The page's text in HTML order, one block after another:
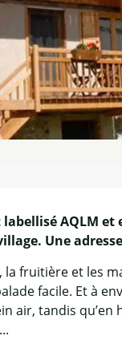
AQLM et
Une
la fruitière et les
facile. Et à
air, tandis